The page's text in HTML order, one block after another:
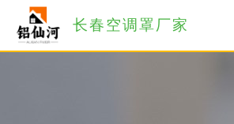
长春空调罩厂家